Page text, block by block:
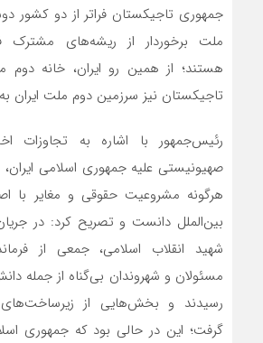
جمهوری تاجیکستان فراتر از دو کشور
ملت برخوردار از ریشه‌های مشترک
هستند؛ از همین رو ایران، خانه دوم
تاجیکستان نیز سرزمین دوم ملت ایران
رئیس‌جمهور با اشاره به تجاوزات
صهیونیستی علیه جمهوری اسلامی ایران،
هرگونه مشروعیت حقوقی و مغایر با
بین‌الملل دانست و تصریح کرد: در
شهید انقلاب اسلامی، جمعی از
مسئولان و شهروندان بی‌گناه از جمله
رسیدند و بخش‌هایی از
گرفت؛ این در حالی بود که جمهوری